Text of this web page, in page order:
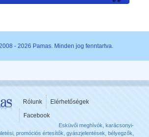
- 2026 Pamas. Minden jog fenntartva.
Rólunk
Elérhetőségek
Facebook
Esküvői meghívók, karácsonyi-
promóciós értesítők, gyászjelentések, bélyegzők,